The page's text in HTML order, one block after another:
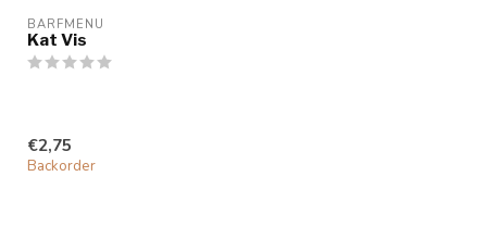
BARFMENU
Kat Vis
€2,75
Backorder